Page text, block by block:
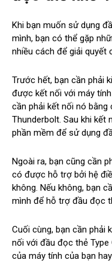
Khi bạn muốn sử dụng
mình, bạn có thể gặp
nhiều cách để giải quyết
Trước hết, bạn cần phải
được kết nối với máy
cần phải kết nối nó bằng
Thunderbolt. Sau khi kết
phần mềm để sử dụng
Ngoài ra, bạn cũng cần
có được hỗ trợ bởi hệ
không. Nếu không, bạn
mình để hỗ trợ đầu đọc
Cuối cùng, bạn cần phải
nối với đầu đọc thẻ
của máy tính của bạn